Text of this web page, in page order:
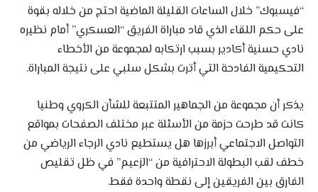
“فيسبوك” خلال الساعات القليلة الماضية احتج من خلاله بقوة
على حكم اللقاء الذي قاد مباراة الفريق “العسكري” أمام نظيره
نادي حسنية أكادير بسبب ارتكابه لمجموعة من الأخطاء
التحكيمية الفادحة التي أترت بشكل سلبي على نتيجة المباراة.
يذكر أن مجموعة من الجماهير المتتبعة للشأن الكروي وطنيا
كانت قد طرحت حزمة من الأسئلة عبر مختلف الصفحات بمواقع
التواصل الاجتماعي أبرزها هل يستطيع نادي الرجاء الرياضي من
خطف لقب البطولة الاحترافية من “الزعيم” في ظل تقليص
الفارق بين الفريقين إلى نقطة واحدة فقط.